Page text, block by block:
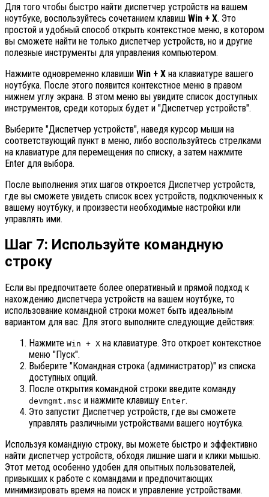
Для того чтобы быстро найти диспетчер устройств на вашем
ноутбуке, воспользуйтесь сочетанием клавиш Win + X. Это
простой и удобный способ открыть контекстное меню, в котором
вы сможете найти не только диспетчер устройств, но и другие
полезные инструменты для управления компьютером.
Нажмите одновременно клавиши Win + X на клавиатуре вашего
ноутбука. После этого появится контекстное меню в правом
нижнем углу экрана. В этом меню вы увидите список доступных
инструментов, среди которых будет и "Диспетчер устройств".
Выберите "Диспетчер устройств", наведя курсор мыши на
соответствующий пункт в меню, либо воспользуйтесь стрелками
на клавиатуре для перемещения по списку, а затем нажмите
Enter для выбора.
После выполнения этих шагов откроется Диспетчер устройств,
где вы сможете увидеть список всех устройств, подключенных к
вашему ноутбуку, и произвести необходимые настройки или
управлять ими.
Шаг 7: Используйте командную
строку
Если вы предпочитаете более оперативный и прямой подход к
нахождению диспетчера устройств на вашем ноутбуке, то
использование командной строки может быть идеальным
вариантом для вас. Для этого выполните следующие действия:
Нажмите Win + X на клавиатуре. Это откроет контекстное
меню "Пуск".
Выберите "Командная строка (администратор)" из списка
доступных опций.
После открытия командной строки введите команду
devmgmt.msc и нажмите клавишу Enter.
Это запустит Диспетчер устройств, где вы сможете
управлять различными устройствами вашего ноутбука.
Используя командную строку, вы можете быстро и эффективно
найти диспетчер устройств, обходя лишние шаги и клики мышью.
Этот метод особенно удобен для опытных пользователей,
привыкших к работе с командами и предпочитающих
минимизировать время на поиск и управление устройствами.